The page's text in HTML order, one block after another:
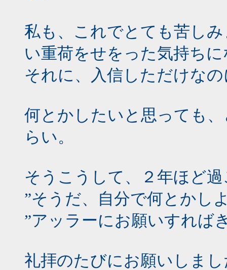
私も、これでとても苦し
い重荷をせをった気持ち
それに、入信しただけな
何とかしたいと思っても
らい。
そうこうして、２年ほど
”そうだ、自分で何とかし
”アッラーにお願いすれば
礼拝のたびにお願いしま